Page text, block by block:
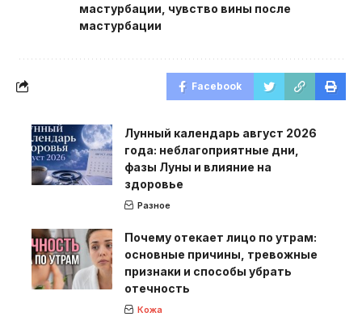
мастурбации чувство вины после
мастурбации
Facebook
Лунный календарь август 2026
года: неблагоприятные дни,
фазы Луны и влияние на
здоровье
Разное
Почему отекает лицо по утрам:
основные причины, тревожные
признаки и способы убрать
отечность
Кожа